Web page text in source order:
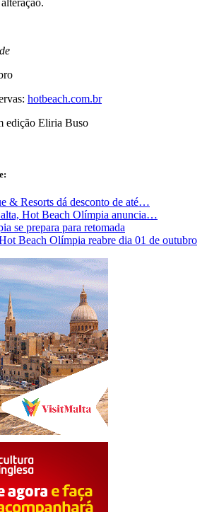
hotbeach.com.br
edição Eliria Buso
& Resorts dá desconto de até…
Hot Beach Olímpia anuncia…
se prepara para retomada
Beach Olímpia reabre dia 01 de outubro